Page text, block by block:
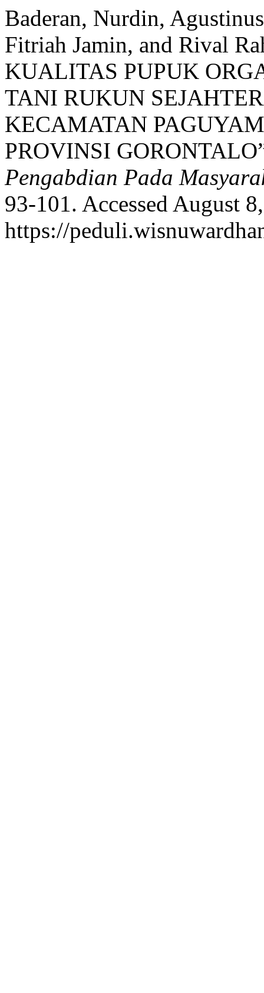
Baderan, Nurdin,
Fitriah Jamin, and Rival
KUALITAS PUPUK
TANI RUKUN
KECAMATAN
PROVINSI
Pengabdian Pada
93-101. Accessed August
https://